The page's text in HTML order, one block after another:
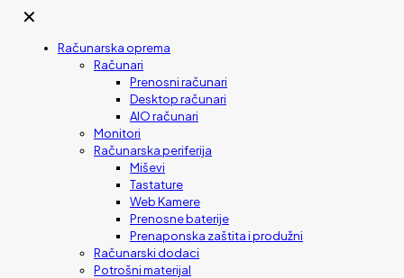
✕
Računarska oprema
Računari
Prenosni računari
Desktop računari
AIO računari
Monitori
Računarska periferija
Miševi
Tastature
Web Kamere
Prenosne baterije
Prenaponska zaštita i produžni
Računarski dodaci
Potrošni materijal